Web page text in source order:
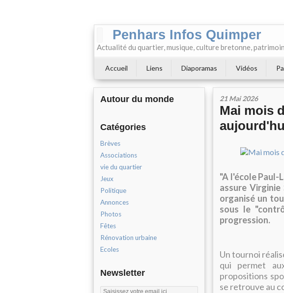
Penhars Infos Quimper
Actualité du quartier, musique, culture bretonne,
Accueil Liens Diaporamas Vidéos
Autour du monde
Catégories
Brèves
Associations
vie du quartier
Jeux
Politique
Annonces
Photos
Fêtes
Rénovation urbaine
Ecoles
Newsletter
21 Mai 2026
Mai mois
"A l'école Paul-
assure
organisé un
sous le
progression.
Un tournoi
qui permet
propositions
se retrouve au